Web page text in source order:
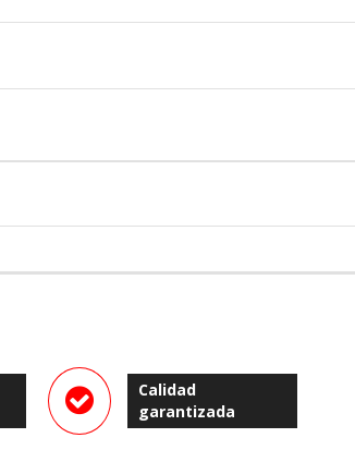
Calidad
garantizada